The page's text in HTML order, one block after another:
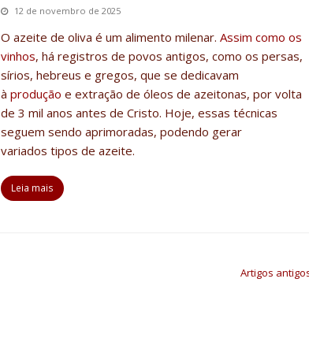
12 de novembro de 2025
O azeite de oliva é um alimento milenar.Assim como os
vinhos, há registros de povos antigos, como os persas,
sírios, hebreus e gregos, que se dedicavam
àprodução e extração de óleos de azeitonas, por volta
de 3 mil anos antes de Cristo. Hoje, essas técnicas
seguem sendo aprimoradas, podendo gerar
variados tipos de azeite.
Leia mais
Artigos